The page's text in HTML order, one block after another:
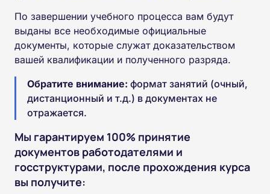
По завершении учебного процесса вам будут
выданы все необходимые официальные
документы, которые служат доказательством
вашей квалификации и полученного разряда.
Обратите внимание: формат занятий (очный,
дистанционный и т.д.) в документах не
отражается.
Мы гарантируем 100% принятие
документов работодателями и
госструктурами, после прохождения курса
вы получите: